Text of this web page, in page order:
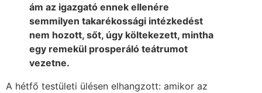
ám az igazgató ennek ellenére
semmilyen takarékossági intézkedést
nem hozott, sőt, úgy költekezett, mintha
egy remekül prosperáló teátrumot
vezetne.
A hétfő testületi ülésen elhangzott: amikor az